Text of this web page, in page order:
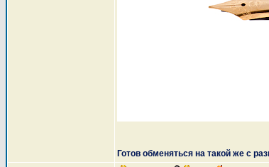
Готов обменяться на такой же с